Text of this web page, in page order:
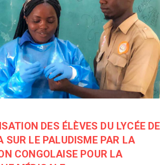
DES ÉLÈVES DU LYCÉE DE
SUR LE PALUDISME PAR LA
CONGOLAISE POUR LA